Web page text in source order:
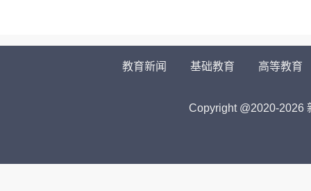
教育新闻 基础教育 高等教育
Copyright @2020-2026